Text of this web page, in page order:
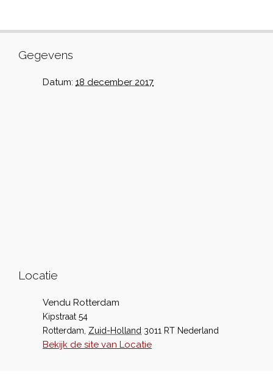
Gegevens
Datum: 18 december 2017
Locatie
Vendu Rotterdam
Kipstraat 54
Rotterdam Zuid-Holland 3011 RT Nederland
Bekijk de site van Locatie